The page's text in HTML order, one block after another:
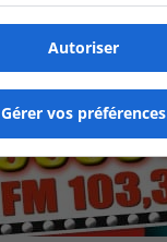
Autoriser
Gérer vos préférences